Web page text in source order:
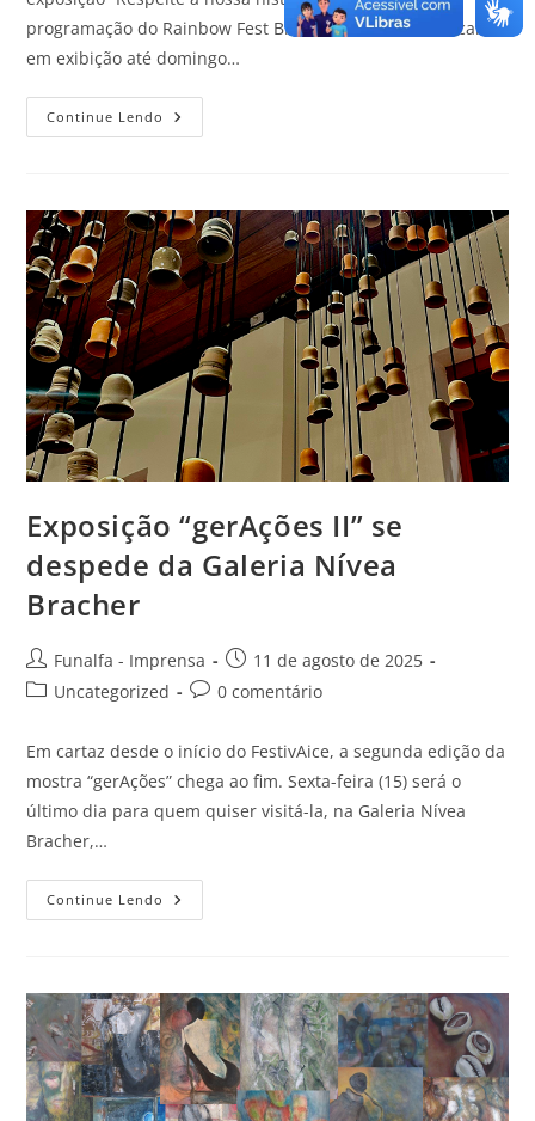
programação do Rainbow Fest Brasil 2025. A mostra ficará
em exibição até domingo…
Continue Lendo
Exposição “gerAções II” se
despede da Galeria Nívea
Bracher
Funalfa - Imprensa
11 de agosto de 2025
Uncategorized
0 comentário
Em cartaz desde o início do FestivAice, a segunda edição da
mostra “gerAções” chega ao fim. Sexta-feira (15) será o
último dia para quem quiser visitá-la, na Galeria Nívea
Bracher,…
Continue Lendo